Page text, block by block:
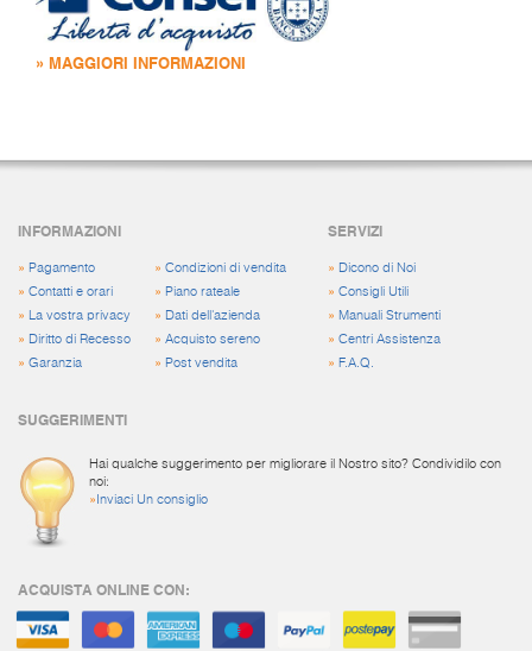
» MAGGIORI INFORMAZIONI
INFORMAZIONI
» Pagamento
» Contatti e orari
» La vostra privacy
» Diritto di Recesso
» Garanzia
» Condizioni di vendita
» Piano rateale
» Dati dell'azienda
» Acquisto sereno
» Post vendita
SERVIZI
» Dicono di Noi
»Consigli Utili
» Manuali Strumenti
»Centri Assistenza
» F.A.Q.
SUGGERIMENTI
Hai qualche suggerimento per migliorare il Nostro sito? Condividilo con
noi:
» Inviaci Un consiglio
ACQUISTA ONLINE CON: